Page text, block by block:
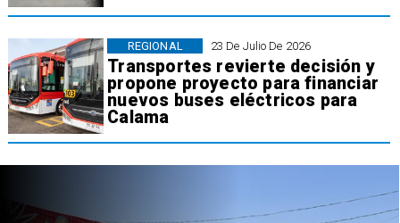
23 De Julio De 2026
Transportes revierte decisión y
propone proyecto para financiar
nuevos buses eléctricos para
Calama
REGIONAL